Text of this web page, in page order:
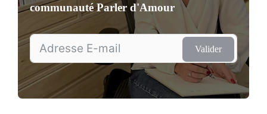
communautéParler d'Amour
Valider